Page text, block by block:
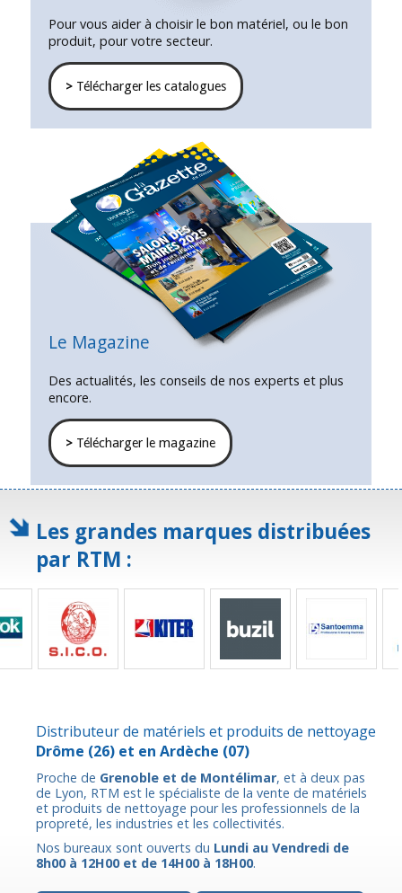
Pour vous aider à choisir le bon matériel, ou le bon
produit, pour votre secteur.
>Télécharger les catalogues
Le Magazine
Des actualités, les conseils de nos experts et plus
encore.
>Télécharger le magazine
Les grandes marques distribuées
par RTM :
Distributeur de matériels et produits de nettoyage
Drôme (26) et en Ardèche (07)
Proche de Grenoble et de Montélimar, et à deux pas
de Lyon, RTM est le spécialiste de la vente de matériels
et produits de nettoyage pour les professionnels de la
propreté, les industries et les collectivités.
Nos bureaux sont ouverts du Lundi au Vendredi de
8h00 à 12H00 et de 14H00 à 18H00.